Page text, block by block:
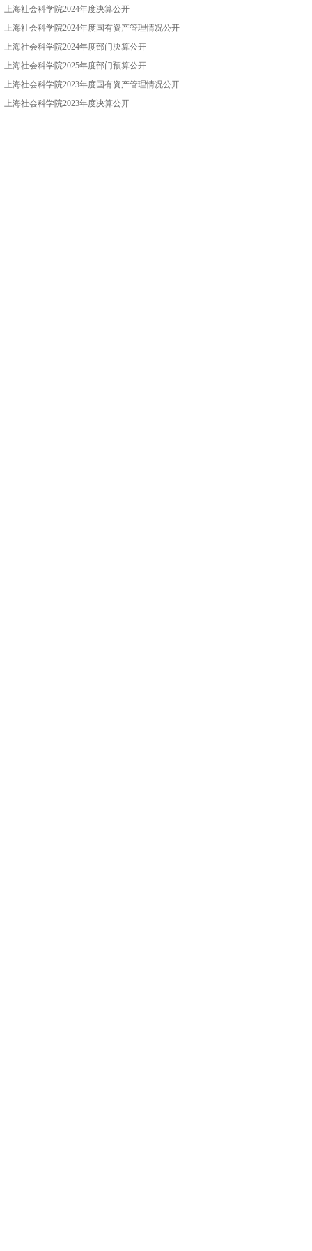
上海社会科学院2024年度决算公开
上海社会科学院2024年度国有资产管理情况公开
上海社会科学院2024年度部门决算公开
上海社会科学院2025年度部门预算公开
上海社会科学院2023年度国有资产管理情况公开
上海社会科学院2023年度决算公开